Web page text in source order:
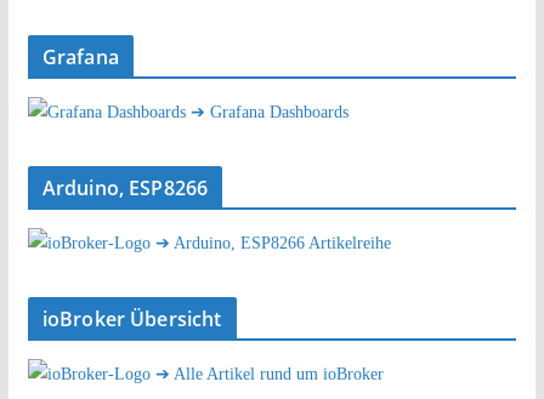
Grafana
➔ Grafana Dashboards
Arduino, ESP8266
➔ Arduino, ESP8266 Artikelreihe
ioBroker Übersicht
➔ Alle Artikel rund um ioBroker